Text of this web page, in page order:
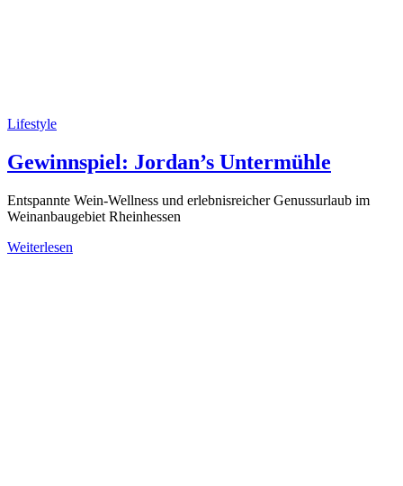
Lifestyle
Gewinnspiel: Jordan’s Untermühle
Entspannte Wein-Wellness und erlebnisreicher Genussurlaub im
Weinanbaugebiet Rheinhessen
Weiterlesen